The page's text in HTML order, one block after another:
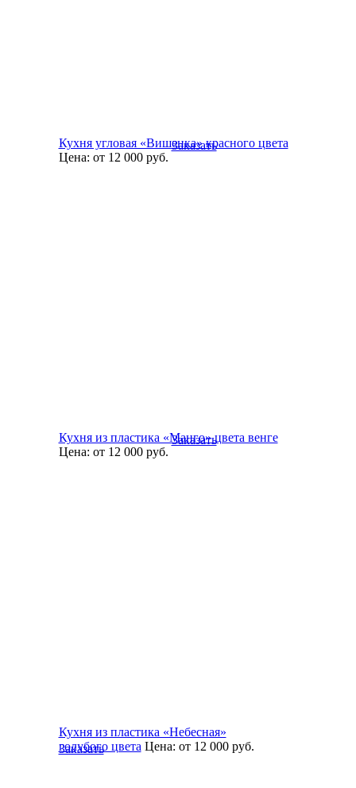
Кухня угловая «Вишенка» красного цвета
Цена: от 12 000руб.
Заказать
Кухня из пластика «Манго» цвета венге
Цена: от 12 000руб.
Заказать
Кухня из пластика «Небесная»
голубого цвета Цена: от 12 000руб.
Заказать